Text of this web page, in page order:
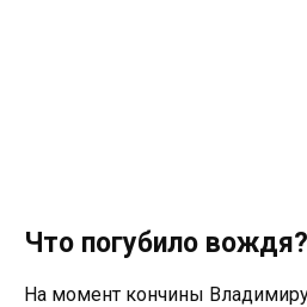
Что погубило вождя?
На момент кончины